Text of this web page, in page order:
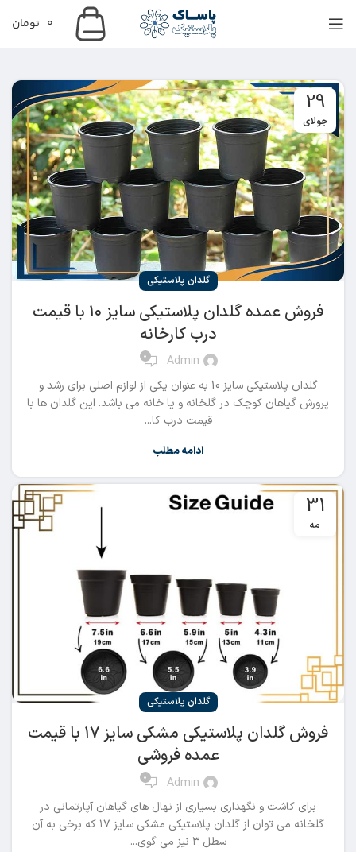
0 تومان
29
جولای
گلدان پلاستیکی
فروش عمده گلدان پلاستیکی سایز ۱۰ با قیمت
درب کارخانه
Admin
0
گلدان پلاستیکی سایز 10 به عنوان یکی از لوازم اصلی برای رشد و
پرورش گیاهان کوچک در گلخانه و یا خانه می باشد. این گلدان ها با
قیمت درب کا...
ادامه مطلب
31
مه
گلدان پلاستیکی
فروش گلدان پلاستیکی مشکی سایز ۱۷ با قیمت
عمده فروشی
Admin
0
برای کاشت و نگهداری بسیاری از نهال های گیاهان آپارتمانی در
گلخانه می توان از گلدان پلاستیکی مشکی سایز ۱۷ که برخی به آن
سطل ۳ نیز می گوی...